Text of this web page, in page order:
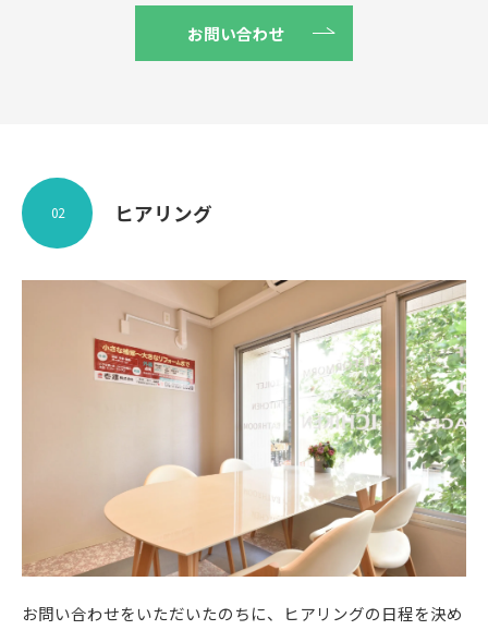
お問い合わせ
ヒアリング
02
お問い合わせをいただいたのちに、ヒアリングの日程を決め